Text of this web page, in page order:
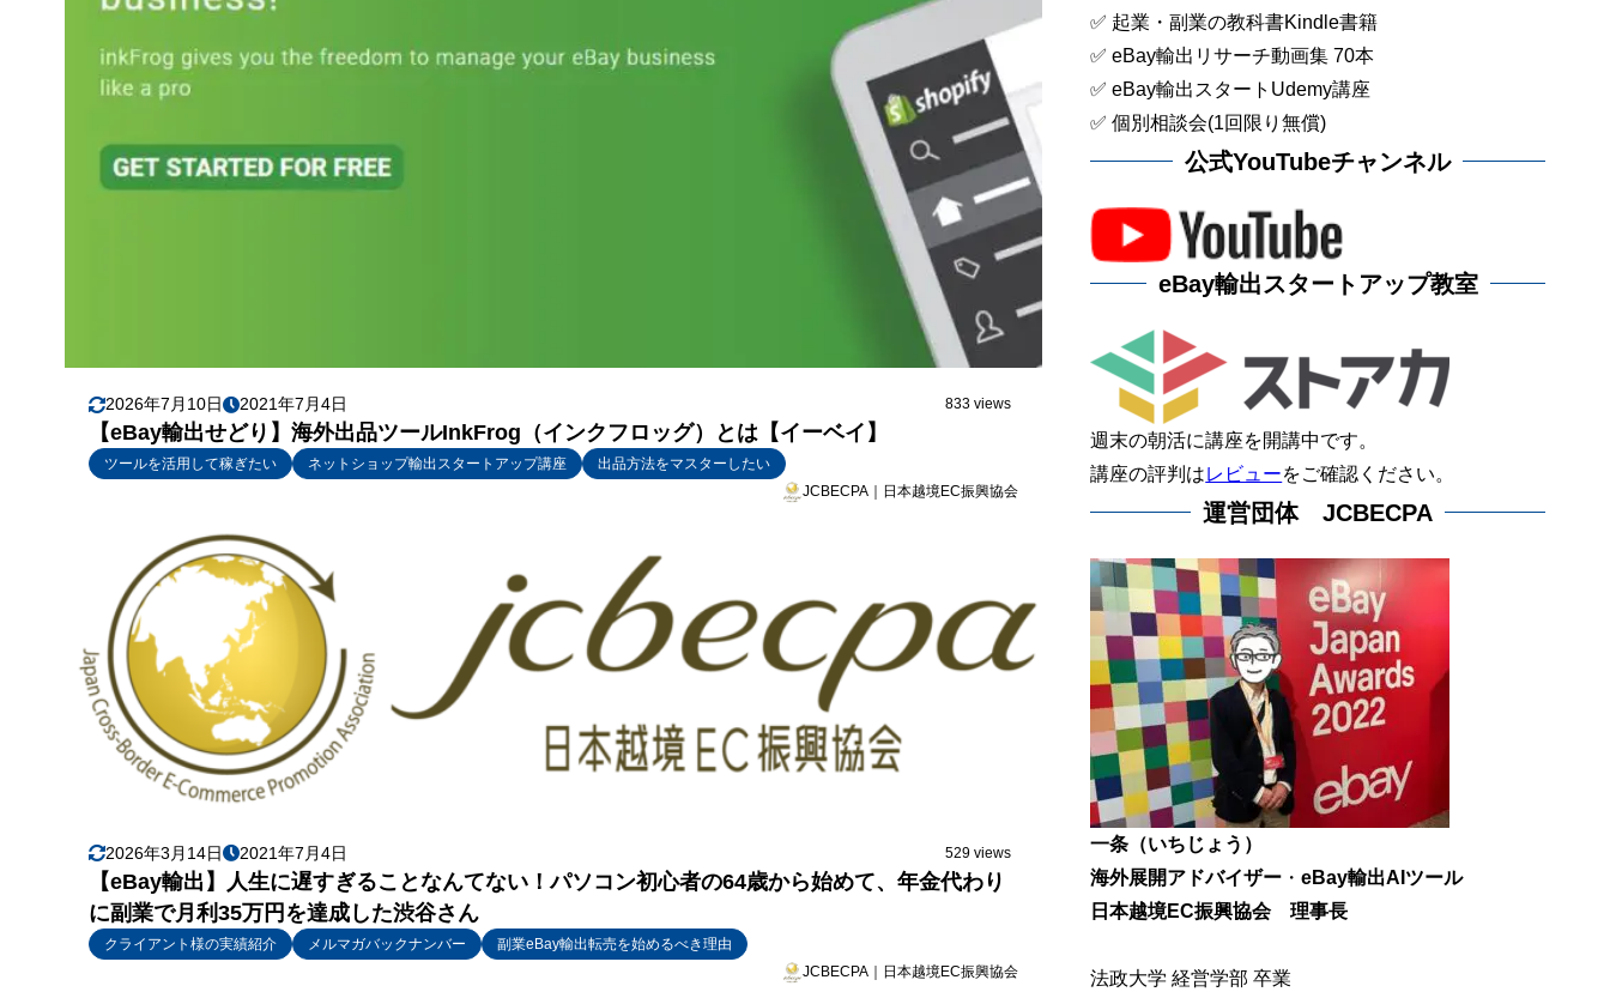
2026年7月10日 2021年7月4日 833 views
【eBay輸出せどり】海外出品ツールInkFrog（インクフロッグ）とは【イーベイ】
ツールを活用して稼ぎたい ネットショップ輸出スタートアップ講座
出品方法をマスターしたい
JCBECPA｜日本越境EC振興協会
2026年3月14日 2021年7月4日 529 views
【eBay輸出】人生に遅すぎることなんてない！パソコン初心者の64歳から始めて、年金代わり
に副業で月利35万円を達成した渋谷さん
クライアント様の実績紹介 メルマガバックナンバー
副業eBay輸出転売を始めるべき理由
JCBECPA｜日本越境EC振興協会
✅ 起業・副業の教科書Kindle書籍
✅ eBay輸出リサーチ動画集 70本
✅ eBay輸出スタートUdemy講座
✅ 個別相談会(1回限り無償)
公式YouTubeチャンネル
eBay輸出スタートアップ教室
週末の朝活に講座を開講中です。
講座の評判はレビューをご確認ください。
運営団体 JCBECPA
一条（いちじょう）
海外展開アドバイザー ・eBay輸出AIツール
日本越境EC振興協会 理事長
法政大学 経営学部 卒業